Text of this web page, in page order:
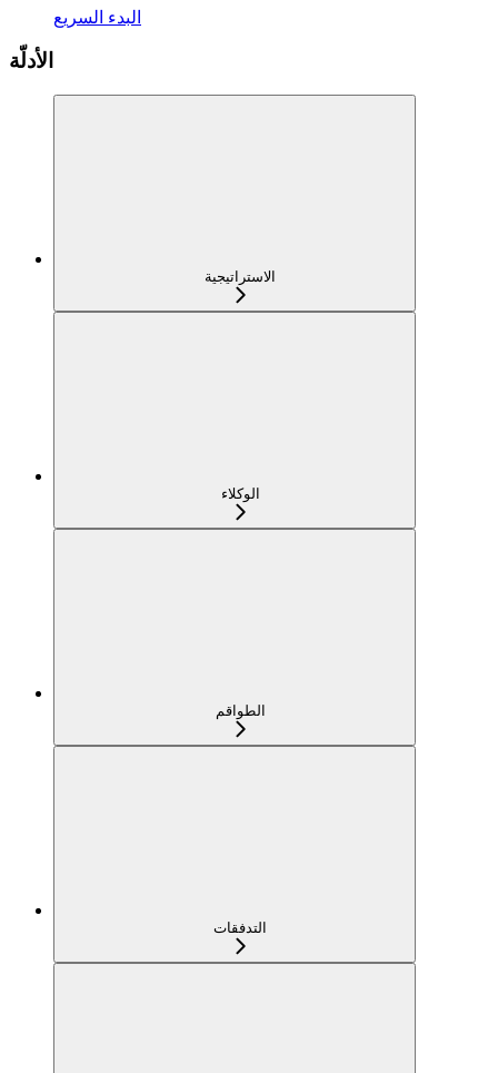
البدء السريع
الأدلّة
الاستراتيجية
الوكلاء
الطواقم
التدفقات